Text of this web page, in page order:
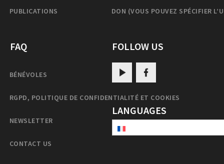
PUBLICATIONS DON (VOUS POUVEZ SPÉCIFIER
FAQ
BÉNÉVOLES
RGPD, POLITIQUE DE CONFIDENTIALITÉ ET COOKIES
NEWSLETTER
CONTACT US
FOLLOW US
LANGUAGES